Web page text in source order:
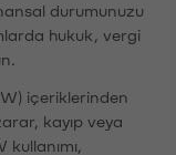
durumunuzu
hukuk, vergi
içeriklerinden
kayıp veya